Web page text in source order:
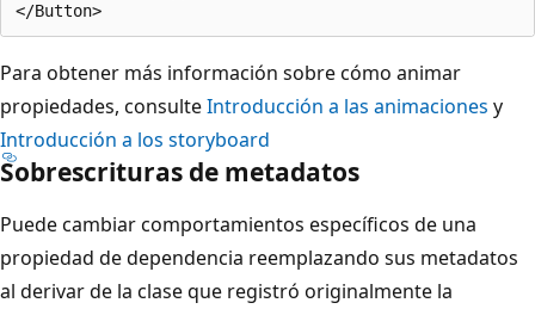
Para obtener más información sobre cómo animar
propiedades, consulteIntroducción a las animaciones y
Introducción a los storyboard
Sobrescrituras de metadatos
Puede cambiar comportamientos específicos de una
propiedad de dependencia reemplazando sus metadatos
al derivar de la clase que registró originalmente la